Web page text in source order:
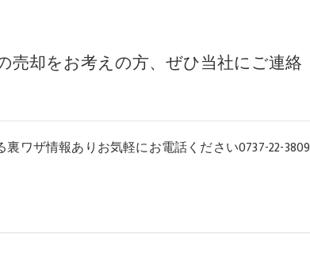
売却をお考えの方、ぜひ当社にご連絡
ワザ情報ありお気軽にお電話ください0737-22-3809